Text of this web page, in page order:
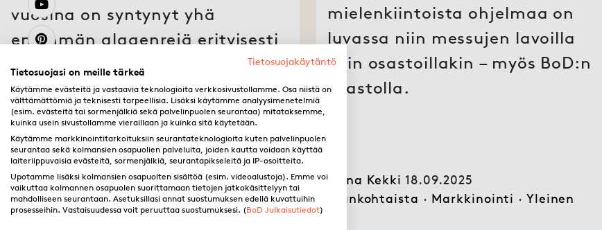
vuosina on syntynyt yhä
enemmän alagenrejä erityisesti
(rakkaus)romaaneissa.
Keskeiset erot voidaan
hahmottaa seuraavasti…
Mona Kekki 11.11.2025
Ajankohtaista·Kirjoittaminen
mielenkiintoista ohjelmaa on
luvassa niin messujen lavoilla
kuin osastoillakin – myös BoD:n
osastolla.
Mona Kekki 18.09.2025
Ajankohtaista · Markkinointi · Yleinen
Tietosuojakäytäntö
Tietosuojasi on meille tärkeä
Käytämme evästeitä ja vastaavia teknologioita verkkosivustollamme. Osa niistä on
välttämättömiä ja teknisesti tarpeellisia. Lisäksi käytämme analyysimenetelmiä
(esim. evästeitä tai sormenjälkiä sekä palvelinpuolen seurantaa) mitataksemme,
kuinka usein sivustollamme vieraillaan ja kuinka sitä käytetään.
Käytämme markkinointitarkoituksiin seurantateknologioita kuten palvelinpuolen
seurantaa sekä kolmansien osapuolien palveluita, joiden kautta voidaan käyttää
laiteriippuvaisia evästeitä, sormenjälkiä, seurantapikseleitä ja IP-osoitteita.
Upotamme lisäksi kolmansien osapuolten sisältöä (esim. videoalustoja). Emme voi
vaikuttaa kolmannen osapuolen suorittamaan tietojen jatkokäsittelyyn tai
mahdolliseen seurantaan. Asetuksillasi annat suostumuksen edellä kuvattuihin
prosesseihin. Vastaisuudessa voit peruuttaa suostumuksesi. (BoD Julkaisutiedot)